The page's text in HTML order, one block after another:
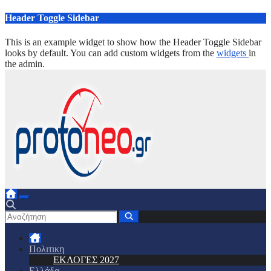
Μετάβαση
περιεχόμενο
Header Toggle Sidebar
This is an example widget to show how the Header Toggle Sidebar
looks by default. You can add custom widgets from the widgets in
the admin.
Πολιτικη
ΕΚΛΟΓΕΣ 2027